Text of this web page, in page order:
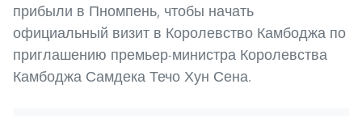
прибыли в Пномпень, чтобы начать
официальный визит в Королевство Камбоджа по
приглашению премьер-министра Королевства
Камбоджа Самдека Течо Хун Сена.